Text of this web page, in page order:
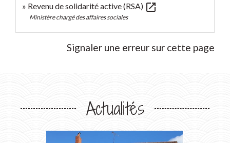
Revenu de solidarité active (RSA) open_in_new
Ministère chargé des affaires sociales
Signaler une erreur sur cette page
Actualités